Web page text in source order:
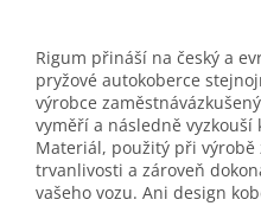
Rigum přináší na český a
pryžové autokoberce
výrobce
vyměří a následně
Materiál, použitý při
trvanlivosti a zároveň
vašeho vozu. Ani design